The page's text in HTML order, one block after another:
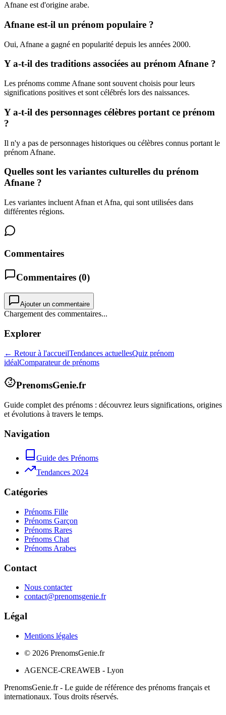
Afnane est d'origine arabe.
Afnane est-il un prénom populaire ?
Oui, Afnane a gagné en popularité depuis les années 2000.
Y a-t-il des traditions associées au prénom Afnane ?
Les prénoms comme Afnane sont souvent choisis pour leurs
significations positives et sont célébrés lors des naissances.
Y a-t-il des personnages célèbres portant ce prénom
?
Il n'y a pas de personnages historiques ou célèbres connus portant le
prénom Afnane.
Quelles sont les variantes culturelles du prénom
Afnane ?
Les variantes incluent Afnan et Afna, qui sont utilisées dans
différentes régions.
Commentaires
Commentaires (0)
Ajouter un commentaire
Chargement des commentaires...
Explorer
← Retour à l'accueilTendances actuellesQuiz prénom
idéalComparateur de prénoms
PrenomsGenie.fr
Guide complet des prénoms : découvrez leurs significations, origines
et évolutions à travers le temps.
Navigation
Guide des Prénoms
Tendances 2024
Catégories
Prénoms Fille
Prénoms Garçon
Prénoms Rares
Prénoms Chat
Prénoms Arabes
Contact
Nous contacter
contact@prenomsgenie.fr
Légal
Mentions légales
© 2026 PrenomsGenie.fr
AGENCE-CREAWEB - Lyon
PrenomsGenie.fr - Le guide de référence des prénoms français et
internationaux. Tous droits réservés.